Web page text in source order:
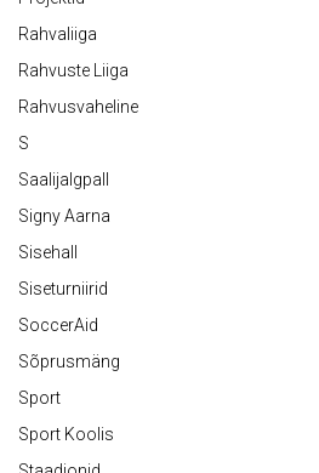
Rahvaliiga
Rahvuste Liiga
Rahvusvaheline
S
Saalijalgpall
Signy Aarna
Sisehall
Siseturniirid
SoccerAid
Sõprusmäng
Sport
Sport Koolis